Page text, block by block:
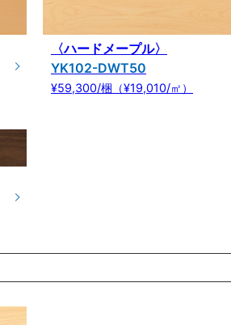
〈ハードメープル〉
YK102-DWT50
¥59,300/梱（¥19,010/㎡）